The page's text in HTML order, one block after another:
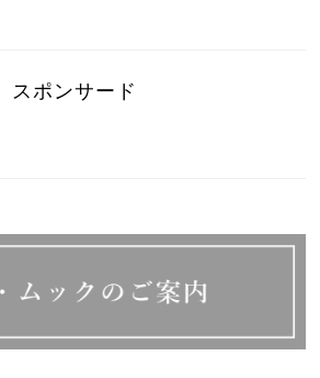
スポンサード